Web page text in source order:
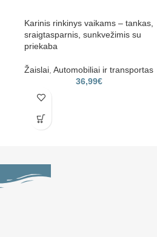
Karinis rinkinys vaikams – tankas,
sraigtasparnis, sunkvežimis su
priekaba
Žaislai Automobiliai ir transportas
36,99€